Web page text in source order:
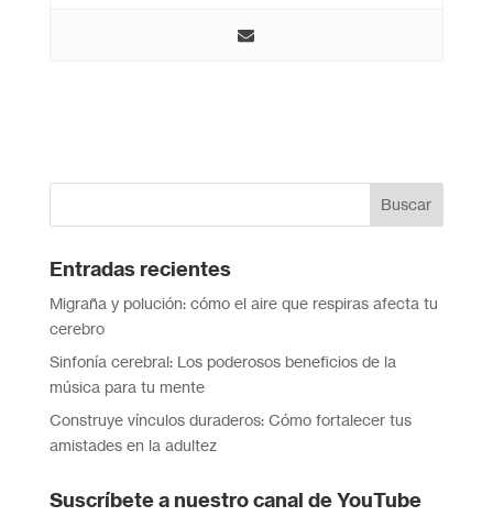
Entradas recientes
Migraña y polución: cómo el aire que respiras afecta tu
cerebro
Sinfonía cerebral: Los poderosos beneficios de la
música para tu mente
Construye vínculos duraderos: Cómo fortalecer tus
amistades en la adultez
Suscríbete a nuestro canal de YouTube